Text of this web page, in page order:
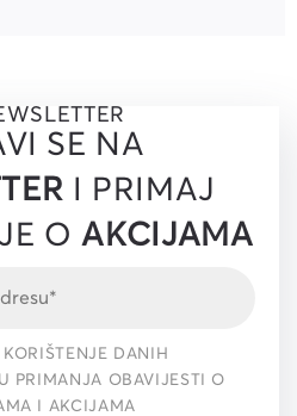
SE NA
I PRIMAJ
OAKCIJAMA
DANIH
PRIMANJA OBAVIJESTI O
I AKCIJAMA